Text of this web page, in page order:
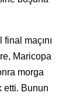
maçını
Maricopa
morga
etti. Bunun